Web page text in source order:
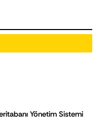
Yönetim Sistemi